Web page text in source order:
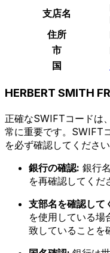
支店名
住所
市
国
HERBERT SMITH
正確なSWIFTコードは
常に重要です。SWIFT
を必ず確認してくださ
銀行の確認: 銀行
を再確認してくだ
支部名を確認して
を使用している場
致していることを